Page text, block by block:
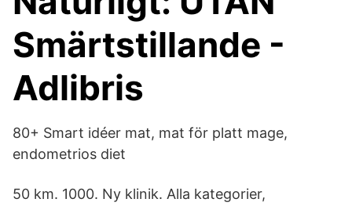
Smärtstillande -
Adlibris
80+ Smart idéer mat, mat för platt mage,
endometrios diet
50 km. 1000. Ny klinik. Alla kategorier,